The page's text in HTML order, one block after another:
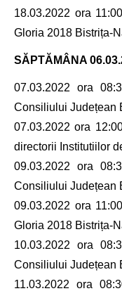
18.03.2022 ora
Gloria 2018 Bistrița-
SĂPTĂMÂNA
07.03.2022 ora
Consiliului Județean
07.03.2022 ora
directorii Institutiilor
09.03.2022 ora
Consiliului Județean
09.03.2022 ora
Gloria 2018 Bistrița-
10.03.2022 ora
Consiliului Județean
11.03.2022 ora